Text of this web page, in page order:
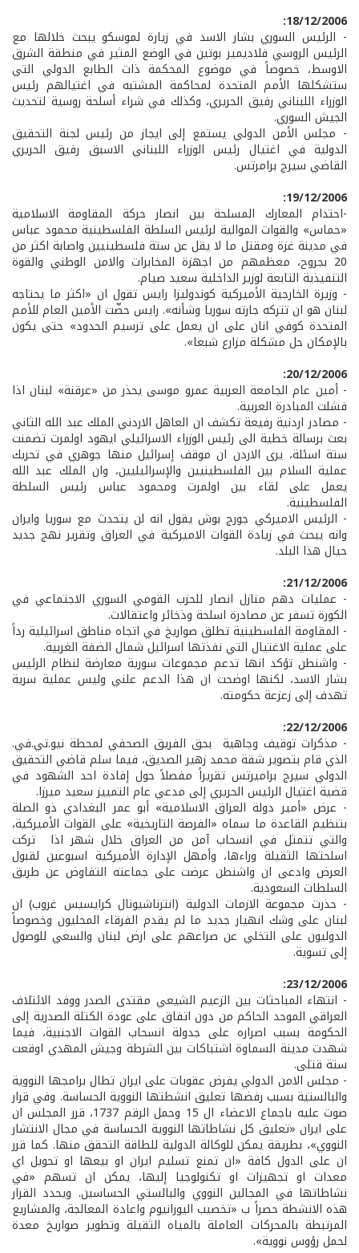
18/12/2006:
- الرئيس السوري بشار الاسد في زيارة لموسكو يبحث خلالها مع
الرئيس الروسي فلاديمير بوتين في الوضع المثير في منطقة الشرق
الاوسط، خصوصاً في موضوع المحكمة ذات الطابع الدولي التي
ستشكلها الأمم المتحدة لمحاكمة المشتبه في اغتيالهم رئيس
الوزراء اللبناني رفيق الحريري، وكذلك في شراء أسلحة روسية لتحديث
الجيش السوري.
- مجلس الأمن الدولي يستمع إلى ايجاز من رئيس لجنة التحقيق
الدولية في اغتيال رئيس الوزراء اللبناني الاسبق رفيق الحريري
القاضي سيرج برامرتس.
19/12/2006:
-احتدام المعارك المسلحة بين انصار حركة المقاومة الاسلامية
«حماس» والقوات الموالية لرئيس السلطة الفلسطينية محمود عباس
في مدينة غزة ومقتل ما لا يقل عن ستة فلسطينيين واصابة اكثر من
20 بجروح، معظمهم من اجهزة المخابرات والامن الوطني والقوة
التنفيذية التابعة لوزير الداخلية سعيد صيام.
- وزيرة الخارجية الأميركية كوندوليزا رايس تقول ان «اكثر ما يحتاجه
لبنان هو ان تتركه جارته سوريا وشأنه». رايس حضّت الأمين العام للأمم
المتحدة كوفي انان على ان يعمل على ترسيم الحدود» حتى يكون
بالإمكان حل مشكلة مزارع شبعا».
20/12/2006:
- أمين عام الجامعة العربية عمرو موسى يحذر من «عرقنة» لبنان اذا
فشلت المبادرة العربية.
- مصادر اردنية رفيعة تكشف ان العاهل الاردني الملك عبد الله الثاني
بعث برسالة خطية الى رئيس الوزراء الاسرائيلي ايهود اولمرت تضمنت
ستة اسئلة، يرى الاردن ان موقف إسرائيل منها جوهري في تحريك
عملية السلام بين الفلسطينيين والإسرائيليين، وان الملك عبد الله
يعمل على لقاء بين اولمرت ومحمود عباس رئيس السلطة
الفلسطينية.
- الرئيس الاميركي جورج بوش يقول انه لن يتحدث مع سوريا وايران
وانه يبحث في زيادة القوات الاميركية في العراق وتقرير نهج جديد
حيال هذا البلد.
21/12/2006:
- عمليات دهم منازل انصار للحزب القومي السوري الاجتماعي في
الكورة تسفر عن مصادرة اسلحة وذخائر واعتقالات.
- المقاومة الفلسطينية تطلق صواريخ في اتجاه مناطق اسرائيلية رداً
على عملية الاغتيال التي نفذتها اسرائيل شمال الضفة الغربية.
- واشنطن تؤكد انها تدعم مجموعات سورية معارضة لنظام الرئيس
بشار الاسد، لكنها اوضحت ان هذا الدعم علني وليس عملية سرية
تهدف إلى زعزعة حكومته.
22/12/2006:
- مذكرات توقيف وجاهية بحق الفريق الصحفي لمحطة نيو.تي.في.
الذي قام بتصوير شقة محمد زهير الصديق، فيما سلم قاضي التحقيق
الدولي سيرج براميرتس تقريراً مفصلاً حول إفادة احد الشهود في
قضية اغتيال الرئيس الحريري إلى مدعي عام التمييز سعيد ميرزا.
- عرض «أمير دولة العراق الاسلامية» أبو عمر البغدادي ذو الصلة
بتنظيم القاعدة ما سماه «الفرصة التاريخية» على القوات الأميركية،
والتي تتمثل في انسحاب آمن من العراق خلال شهر اذا تركت
اسلحتها الثقيلة وراءها، وأمهل الإدارة الأميركية اسبوعين لقبول
العرض وادعى ان واشنطن عرضت على جماعته التفاوض عن طريق
السلطات السعودية.
- حذرت مجموعة الازمات الدولية (انترناشيونال كرايسيس غروب) ان
لبنان على وشك انهيار جديد ما لم يقدم الفرقاء المحليون وخصوصاً
الدوليون على التخلي عن صراعهم على ارض لبنان والسعي للوصول
إلى تسوية.
23/12/2006:
- انتهاء المباحثات بين الزعيم الشيعي مقتدى الصدر ووفد الائتلاف
العراقي الموحد الحاكم من دون اتفاق على عودة الكتلة الصدرية إلى
الحكومة بسبب اصراره على جدولة انسحاب القوات الاجنبية، فيما
شهدت مدينة السماوة اشتباكات بين الشرطة وجيش المهدي اوقعت
ستة قتلى.
- مجلس الامن الدولي يفرض عقوبات على ايران تطال برامجها النووية
والبالستية بسبب رفضها تعليق انشطتها النووية الحساسة. وفي قرار
صوت عليه باجماع الاعضاء ال 15 وحمل الرقم 1737، قرر المجلس ان
على ايران «تعليق كل نشاطاتها النووية الحساسة في مجال الانتشار
النووي»، بطريقة يمكن للوكالة الدولية للطاقة التحقق منها. كما قرر
ان على الدول كافة «ان تمنع تسليم ايران او بيعها او تحويل اي
معدات او تجهيزات او تكنولوجيا إليها، يمكن ان تسهم «في
نشاطاتها في المجالين النووي والبالستي الحساسين. ويحدد القرار
هذه الانشطة حصراً ب «تخصيب اليورانيوم واعادة المعالجة، والمشاريع
المرتبطة بالمحركات العاملة بالمياه الثقيلة وتطوير صواريخ معدة
لحمل رؤوس نووية».